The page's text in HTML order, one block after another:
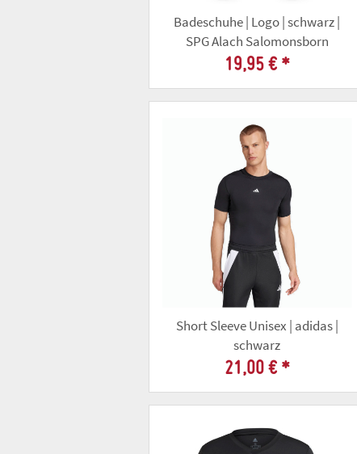
Badeschuhe | Logo | schwarz |
SPG Alach Salomonsborn
19,95 € *
Short Sleeve Unisex | adidas |
schwarz
21,00 € *